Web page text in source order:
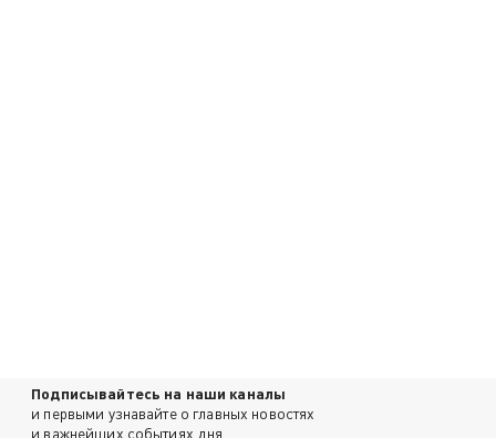
Подписывайтесь на наши каналы
и первыми узнавайте о главных новостях
и важнейших событиях дня.